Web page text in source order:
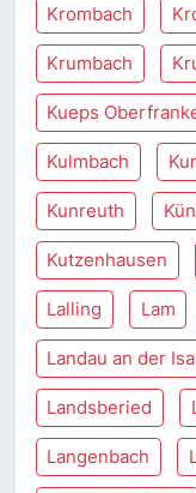
Krombach
Krumbach
Kueps
Kulmbach
Kunreuth
Kutzenhausen
Lalling Lam
Landau an der
Landsberied
Langenbach